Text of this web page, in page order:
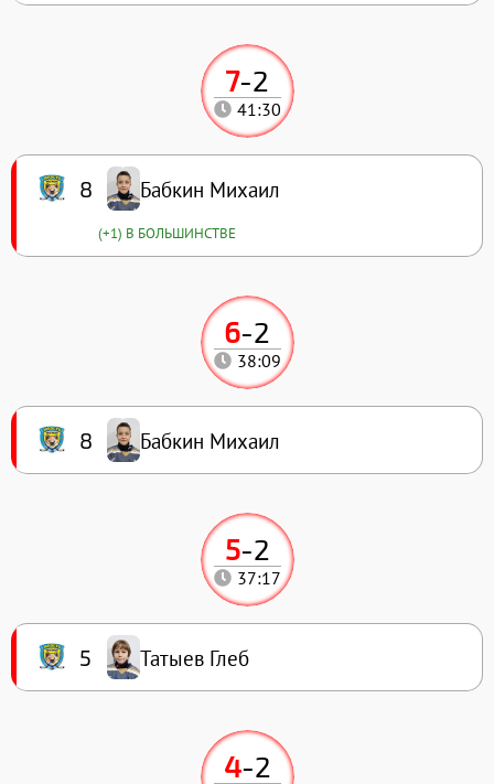
4-2
5-2
37:17
5 Татыев Глеб
6-2
38:09
8 Бабкин Михаил
7-2
41:30
8 Бабкин Михаил
(+1) В БОЛЬШИНСТВЕ